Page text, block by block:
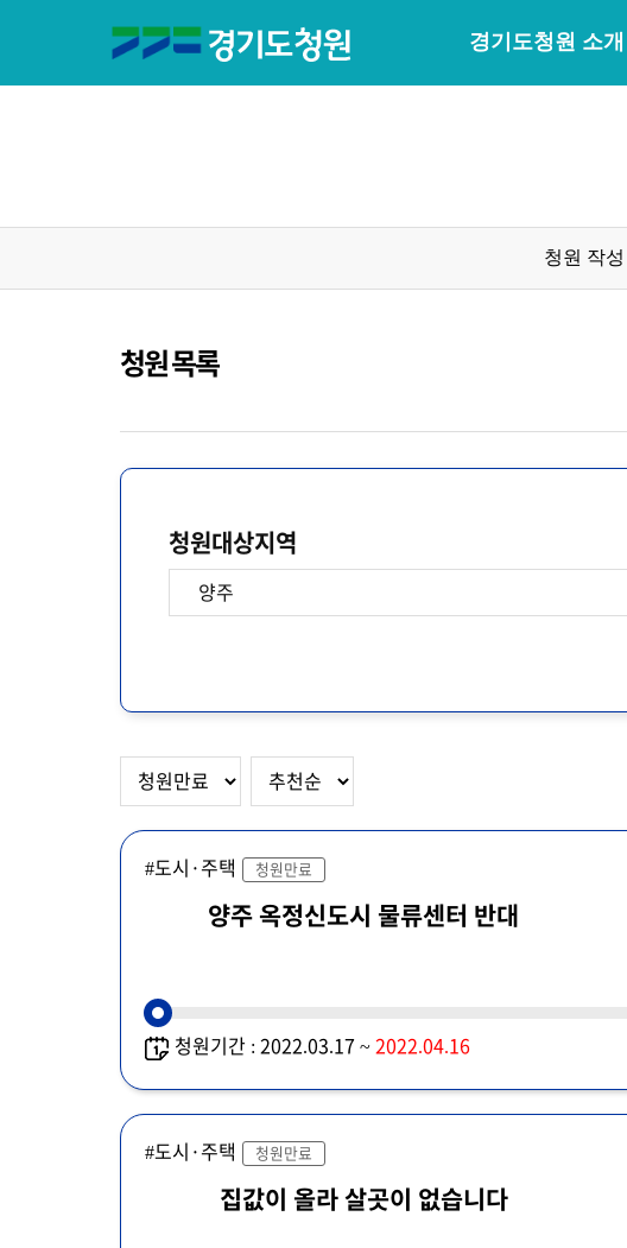
경기도청원 소개
청원 작성
청원 목록
청원대상지역
#도시·주택 청원만료
양주 옥정신도시 물류센터 반대
청원기간 : 2022.03.17 ~ 2022.04.16
#도시·주택 청원만료
집값이 올라 살곳이 없습니다